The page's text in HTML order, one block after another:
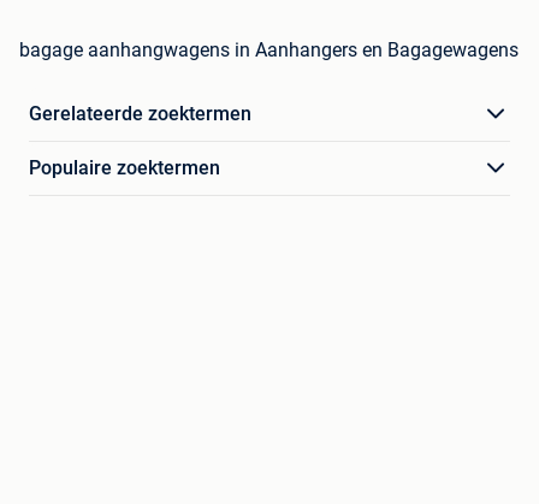
bagage aanhangwagens in Aanhangers en Bagagewagens
Gerelateerde zoektermen
Populaire zoektermen